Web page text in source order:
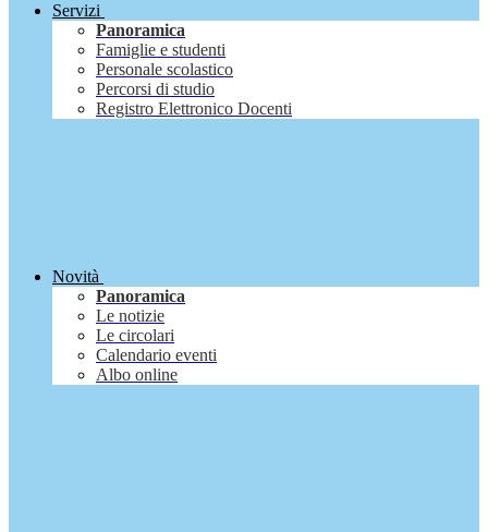
Servizi
Panoramica
Famiglie e studenti
Personale scolastico
Percorsi di studio
Registro Elettronico Docenti
Novità
Panoramica
Le notizie
Le circolari
Calendario eventi
Albo online